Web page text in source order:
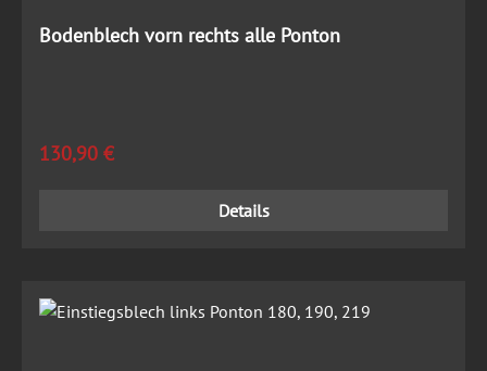
Bodenblech vorn rechts alle Ponton
Regulärer Preis:
130,90 €
Details